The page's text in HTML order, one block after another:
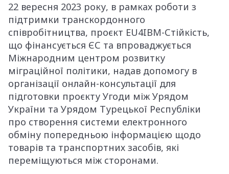
22 вересня 2023 року, в рамках роботи з
підтримки транскордонного
співробітництва, проєкт EU4IBM-Стійкість,
що фінансується ЄС та впроваджується
Міжнародним центром розвитку
міграційної політики, надав допомогу в
організації онлайн-консультації для
підготовки проєкту Угоди між Урядом
України та Урядом Турецької Республіки
про створення системи електронного
обміну попередньою інформацією щодо
товарів та транспортних засобів, які
переміщуються між сторонами.